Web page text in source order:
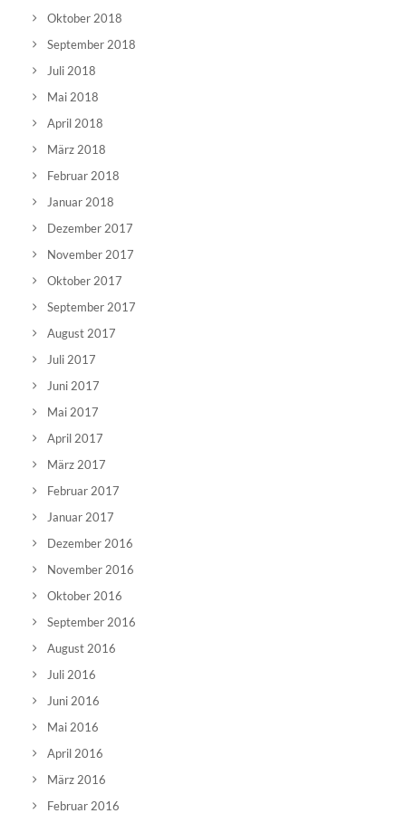
Oktober 2018
September 2018
Juli 2018
Mai 2018
April 2018
März 2018
Februar 2018
Januar 2018
Dezember 2017
November 2017
Oktober 2017
September 2017
August 2017
Juli 2017
Juni 2017
Mai 2017
April 2017
März 2017
Februar 2017
Januar 2017
Dezember 2016
November 2016
Oktober 2016
September 2016
August 2016
Juli 2016
Juni 2016
Mai 2016
April 2016
März 2016
Februar 2016